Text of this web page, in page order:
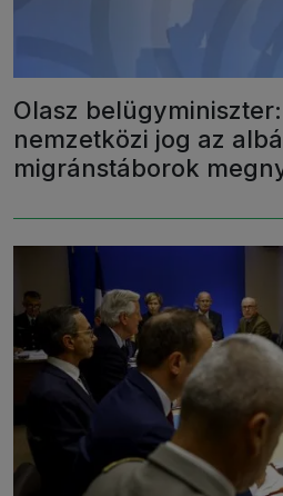
Olasz
nemzetközi jog az
migránstáborok